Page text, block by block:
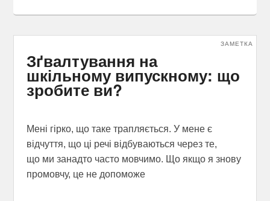
Зґвалтування на
шкільному випускному: що
зробите ви?
ЗАМЕТКА
Мені гірко, що таке трапляється. У мене є
відчуття, що ці речі відбуваються через те,
що ми занадто часто мовчимо. Що якщо я знову
промовчу, це не допоможе